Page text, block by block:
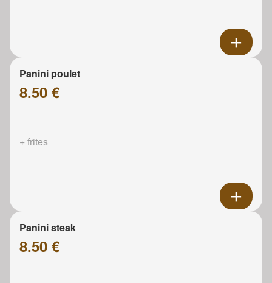
Panini poulet
8.50 €
+ frites
Panini steak
8.50 €